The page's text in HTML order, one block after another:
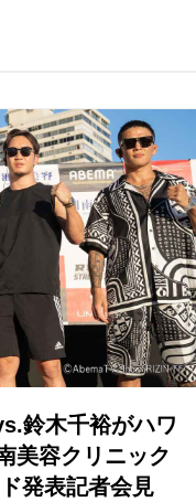
鈴木千裕がハワ
美容クリニック
発表記者会見